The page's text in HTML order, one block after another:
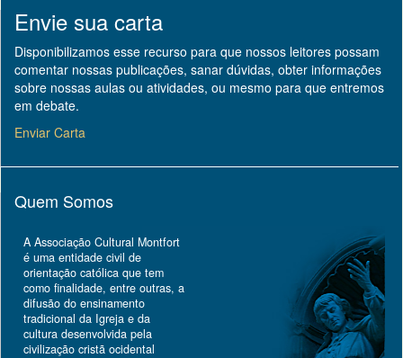
Envie sua carta
Disponibilizamos esse recurso para que nossos leitores possam
comentar nossas publicações, sanar dúvidas, obter informações
sobre nossas aulas ou atividades, ou mesmo para que entremos
em debate.
Enviar Carta
Quem Somos
A Associação Cultural Montfort
é uma entidade civil de
orientação católica que tem
como finalidade, entre outras, a
difusão do ensinamento
tradicional da Igreja e da
cultura desenvolvida pela
civilização cristã ocidental